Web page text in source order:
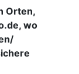
Orten,
wo